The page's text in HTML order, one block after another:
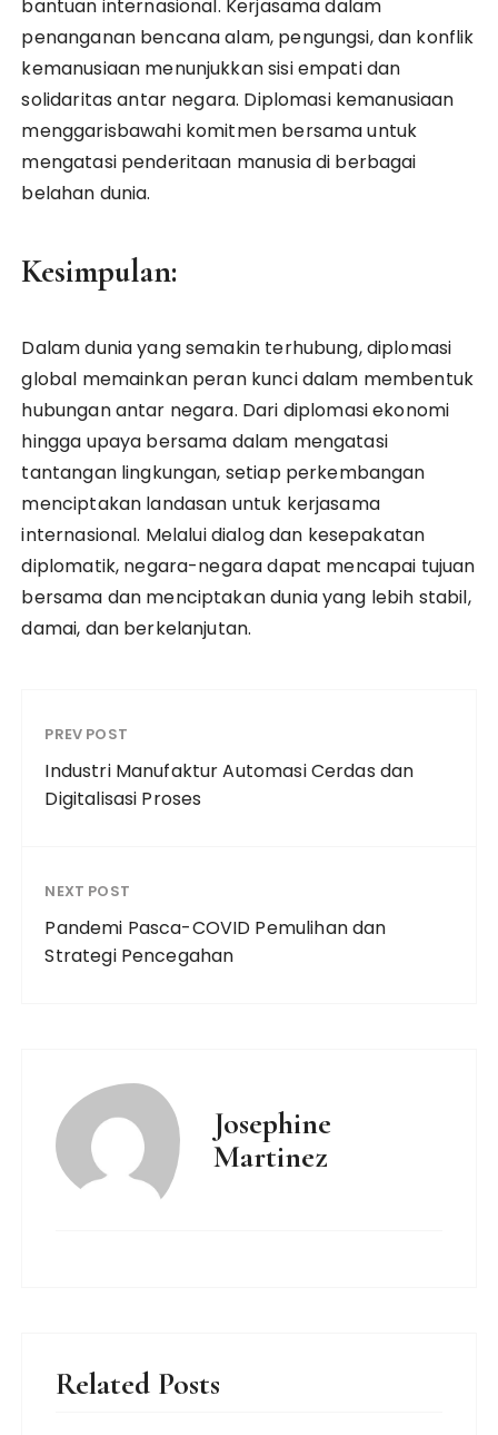
bantuan internasional. Kerjasama dalam
penanganan bencana alam, pengungsi, dan konflik
kemanusiaan menunjukkan sisi empati dan
solidaritas antar negara. Diplomasi kemanusiaan
menggarisbawahi komitmen bersama untuk
mengatasi penderitaan manusia di berbagai
belahan dunia.
Kesimpulan:
Dalam dunia yang semakin terhubung, diplomasi
global memainkan peran kunci dalam membentuk
hubungan antar negara. Dari diplomasi ekonomi
hingga upaya bersama dalam mengatasi
tantangan lingkungan, setiap perkembangan
menciptakan landasan untuk kerjasama
internasional. Melalui dialog dan kesepakatan
diplomatik, negara-negara dapat mencapai tujuan
bersama dan menciptakan dunia yang lebih stabil,
damai, dan berkelanjutan.
PREV POST
Industri Manufaktur Automasi Cerdas dan
Digitalisasi Proses
NEXT POST
Pandemi Pasca-COVID Pemulihan dan
Strategi Pencegahan
Josephine
Martinez
Related Posts